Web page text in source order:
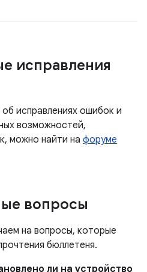
исправления
исправлениях ошибок и
возможностей,
можно найти на форуме
вопросы
на вопросы, которые
бюллетеня.
ли на устройство